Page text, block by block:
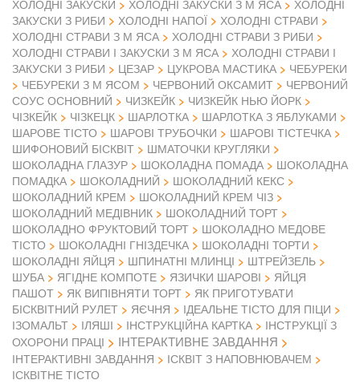
ХОЛОДНІ ЗАКУСКИ
ХОЛОДНІ ЗАКУСКИ З М ЯСА
ХОЛОДНІ
ЗАКУСКИ З РИБИ
ХОЛОДНІ НАПОЇ
ХОЛОДНІ СТРАВИ
ХОЛОДНІ СТРАВИ З М ЯСА
ХОЛОДНІ СТРАВИ З РИБИ
ХОЛОДНІ СТРАВИ І ЗАКУСКИ З М ЯСА
ХОЛОДНІ СТРАВИ І
ЗАКУСКИ З РИБИ
ЦЕЗАР ЦУКРОВА МАСТИКА
ЧЕБУРЕКИ
ЧЕБУРЕКИ З М ЯСОМ
ЧЕРВОНИЙ ОКСАМИТ
ЧЕРВОНИЙ
СОУС ОСНОВНИЙ
ЧИЗКЕЙК
ЧИЗКЕЙК НЬЮ ЙОРК
ЧІЗКЕЙК
ЧІЗКЕЦК ШАРЛОТКА
ШАРЛОТКА З ЯБЛУКАМИ
ШАРОВЕ ТІСТО
ШАРОВІ ТРУБОЧКИ
ШАРОВІ ТІСТЕЧКА
ШИФОНОВИЙ БІСКВІТ
ШМАТОЧКИ КРУГЛЯКИ
ШОКОЛАДНА ГЛАЗУР
ШОКОЛАДНА ПОМАДА
ШОКОЛАДНА
ПОМАДКА
ШОКОЛАДНИЙ
ШОКОЛАДНИЙ КЕКС
ШОКОЛАДНИЙ КРЕМ
ШОКОЛАДНИЙ КРЕМ ЧІЗ
ШОКОЛАДНИЙ МЕДІВНИК
ШОКОЛАДНИЙ ТОРТ
ШОКОЛАДНО ФРУКТОВИЙ ТОРТ
ШОКОЛАДНО МЕДОВЕ
ТІСТО
ШОКОЛАДНІ ГНІЗДЕЧКА
ШОКОЛАДНІ ТОРТИ
ШОКОЛАДНІ ЯЙЦЯ
ШПИНАТНІ МЛИНЦІ
ШТРЕЙЗЕЛЬ
ШУБА
ЯГІДНЕ КОМПОТЕ ЯЗИЧКИ ШАРОВІ
ЯЙЦЯ
ПАШОТ
ЯК ВИПІВНЯТИ ТОРТ
ЯК ПРИГОТУВАТИ
БІСКВІТНИЙ РУЛЕТ
ЯЄЧНЯ
ІДЕАЛЬНЕ ТІСТО ДЛЯ ПІЦИ
ІЗОМАЛЬТ
ІЛЯШІ ІНСТРУКЦІЙНА КАРТКА
ІНСТРУКЦІЇ З
ОХОРОНИ ПРАЦІ
ІНТЕРАКТИВНЕ ЗАВДАННЯ
ІНТЕРАКТИВНІ ЗАВДАННЯ
ІСКВІТ З НАПОВНЮВАЧЕМ
ІСКВІТНЕ ТІСТО